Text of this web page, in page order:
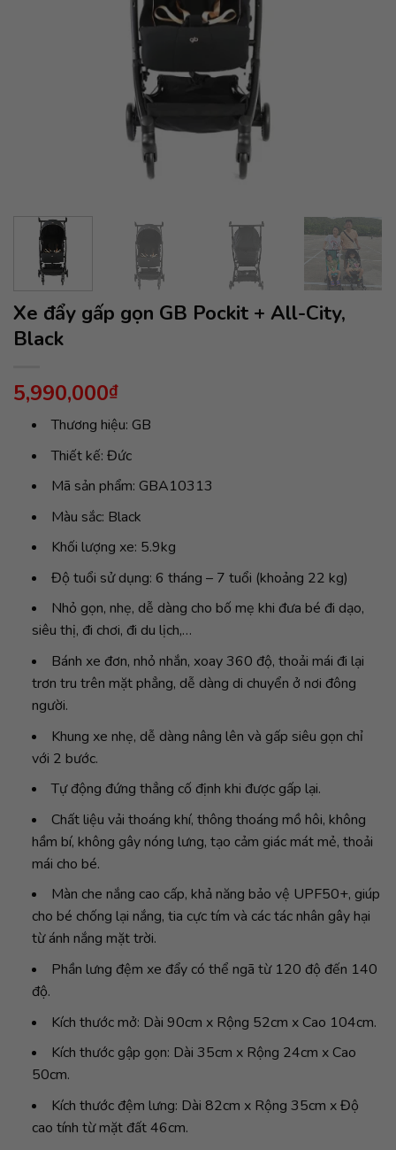
Xe đẩy gấp gọn GB Pockit + All-City,
Black
5,990,000₫
Thương hiệu: GB
Thiết kế: Đức
Mã sản phẩm: GBA10313
Màu sắc: Black
Khối lượng xe: 5.9kg
Độ tuổi sử dụng: 6 tháng – 7 tuổi (khoảng 22 kg)
Nhỏ gọn, nhẹ, dễ dàng cho bố mẹ khi đưa bé đi dạo,
siêu thị, đi chơi, đi du lịch,…
Bánh xe đơn, nhỏ nhắn, xoay 360 độ, thoải mái đi lại
trơn tru trên mặt phẳng, dễ dàng di chuyển ở nơi đông
người.
Khung xe nhẹ, dễ dàng nâng lên và gấp siêu gọn chỉ
với 2 bước.
Tự động đứng thẳng cố định khi được gấp lại.
Chất liệu vải thoáng khí, thông thoáng mồ hôi, không
hầm bí, không gây nóng lưng, tạo cảm giác mát mẻ, thoải
mái cho bé.
Màn che nắng cao cấp, khả năng bảo vệ UPF50+, giúp
cho bé chống lại nắng, tia cực tím và các tác nhân gây hại
từ ánh nắng mặt trời.
Phần lưng đệm xe đẩy có thể ngã từ 120 độ đến 140
độ.
Kích thước mở: Dài 90cm x Rộng 52cm x Cao 104cm.
Kích thước gập gọn: Dài 35cm x Rộng 24cm x Cao
50cm.
Kích thước đệm lưng: Dài 82cm x Rộng 35cm x Độ
cao tính từ mặt đất 46cm.